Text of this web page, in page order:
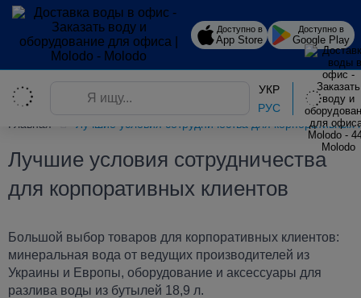
Доступно в
App Store
Доступно в
Google Play
УКР
РУС
Главная
Лучшие условия сотрудничества для корпоративных
Лучшие условия сотрудничества
для корпоративных клиентов
Большой выбор товаров для корпоративных клиентов:
минеральная вода от ведущих производителей из
Украины и Европы, оборудование и аксессуары для
разлива воды из бутылей 18,9 л.